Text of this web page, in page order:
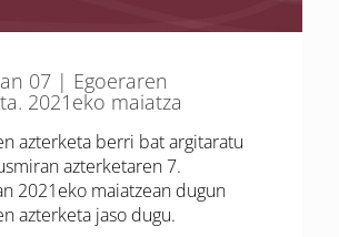
07 | Egoeraren
2021eko maiatza
azterketa berri bat argitaratu
azterketaren 7.
2021eko maiatzean dugun
azterketa jaso dugu.